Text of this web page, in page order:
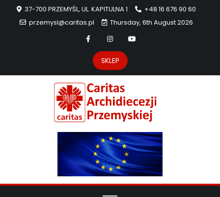
37-700 PRZEMYŚL, UL. KAPITULNA 1
+48 16 676 90 60
przemysl@caritas.pl
Thursday, 6th August 2026
SKLEP